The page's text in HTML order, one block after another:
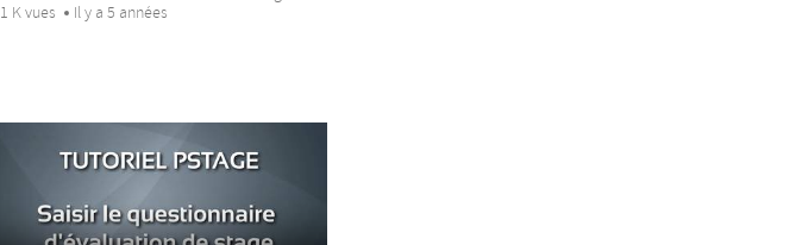
1 K vues
Il y a 5 années